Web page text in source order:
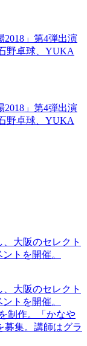
2018」第4弾出演
野卓球、YUKA
2018」第4弾出演
野卓球、YUKA
、大阪のセレクト
トを開催。
、大阪のセレクト
トを開催。
制作。「かなや
募集。講師はグラ